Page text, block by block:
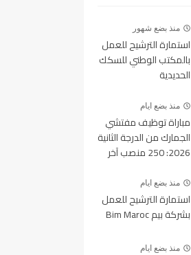
منذ بضع شهور
استمارة الترشيح للعمل
بالمكتب الوطني للسكك
الحديدية
منذ بضع ايام
مباراة توظيف مفتشي
الجمارك من الدرجة الثانية
2026: 250 منصب آخر
2026منذ بضع ايام
استمارة الترشيح للعمل
بشركة بيم Bim Maroc
منذ بضع ايام